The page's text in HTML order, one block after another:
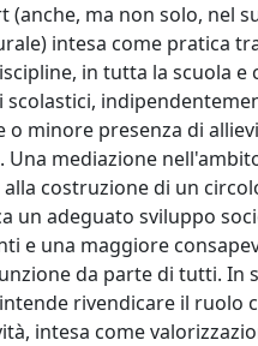
(anche, ma non solo, nel
intesa come pratica
in tutta la scuola e
o minore presenza di
Una mediazione
costruzione di un
un adeguato sviluppo
e una maggiore
da parte di tutti. In
rivendicare il ruolo
intesa come